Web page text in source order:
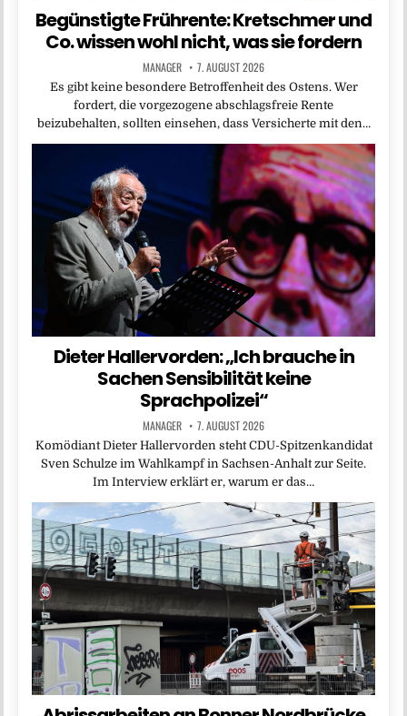
Begünstigte Frührente: Kretschmer und
Co. wissen wohl nicht, was sie fordern
MANAGER 7. AUGUST 2026
Es gibt keine besondere Betroffenheit des Ostens. Wer
fordert, die vorgezogene abschlagsfreie Rente
beizubehalten, sollten einsehen, dass Versicherte mit den…
Dieter Hallervorden: „Ich brauche in
Sachen Sensibilität keine
Sprachpolizei“
MANAGER 7. AUGUST 2026
Komödiant Dieter Hallervorden steht CDU-Spitzenkandidat
Sven Schulze im Wahlkampf in Sachsen-Anhalt zur Seite.
Im Interview erklärt er, warum er das…